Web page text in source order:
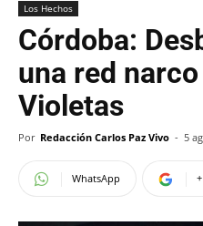
Los Hechos
Córdoba:
una red
Violetas
Por Redacción Carlos Paz Vivo - 5
WhatsApp